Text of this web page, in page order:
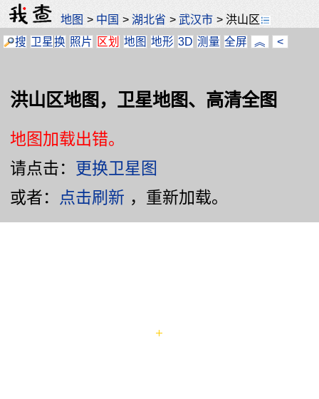
地图 > 中国 >湖北省 >武汉市 >洪山区
搜 卫星换 照片 区划 地图 地形 3D 测量 全屏 ︽ <
洪山区地图，卫星地图、高清全图
地图加载出错。
请点击： 更换卫星图
或者： 点击刷新 ，重新加载。